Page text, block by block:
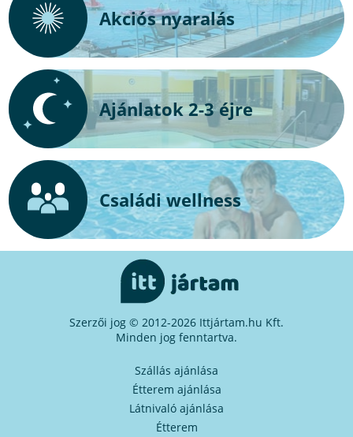
Akciós nyaralás
Ajánlatok 2-3 éjre
Családi wellness
Szerzői jog © 2012-2026 Ittjártam.hu Kft.
Minden jog fenntartva.
Szállás ajánlása
Étterem ajánlása
Látnivaló ajánlása
Étterem